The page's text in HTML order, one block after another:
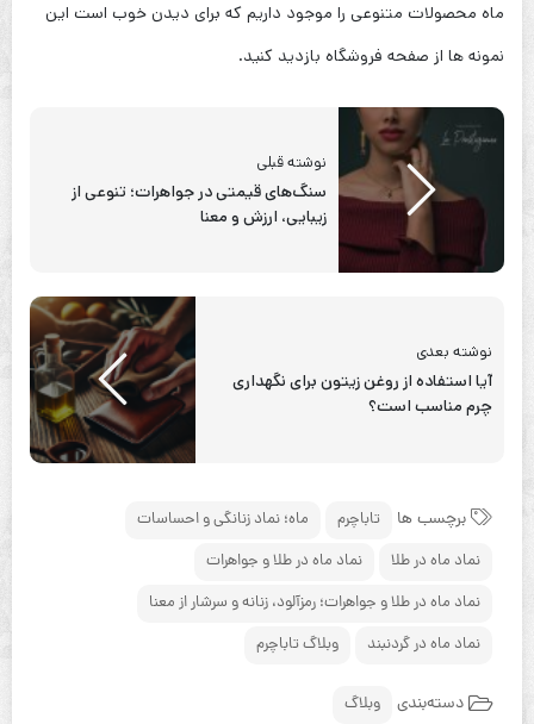
ماه محصولات متنوعی را موجود داریم که برای دیدن خوب است این
نمونه ها از صفحه فروشگاه بازدید کنید.
نوشته قبلی
سنگ‌های قیمتی در جواهرات؛ تنوعی از
زیبایی، ارزش و معنا
نوشته بعدی
آیا استفاده از روغن زیتون برای نگهداری
چرم مناسب است؟
برچسب ها تاباچرم
ماه؛ نماد زنانگی و احساسات
نماد ماه در طلا
نماد ماه در طلا و جواهرات
نماد ماه در طلا و جواهرات؛ رمزآلود، زنانه و سرشار از معنا
نماد ماه در گردنبند
وبلاگ تاباچرم
دسته‌بندی وبلاگ